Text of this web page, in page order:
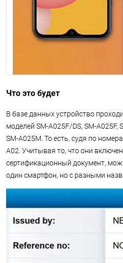
Что это будет
В базе данных устройство
моделей SM-A025F/DS, SM-A025F,
SM-A025M . То есть, судя по
A02. Учитывая то, что они
сертификационный документ,
один смартфон, но с разными